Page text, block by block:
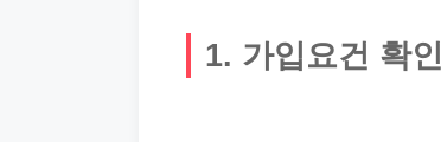
1. 가입요건 확인